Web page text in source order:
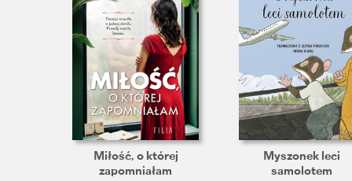
Miłość, o której
zapomniałam
Myszonek leci
samolotem